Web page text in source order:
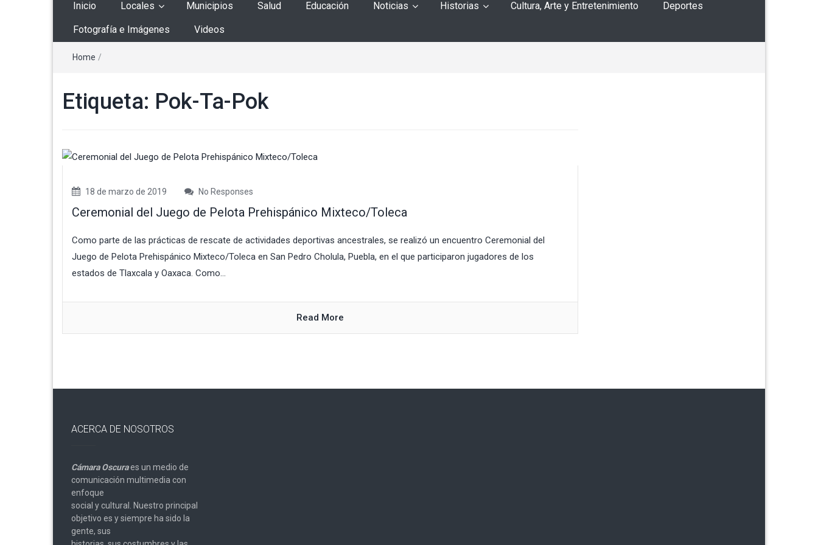
Inicio Locales Municipios Salud Educación Noticias Historias Cultura, Arte y Entretenimiento Deportes
Fotografía e Imágenes Videos
Home /
Etiqueta: Pok-Ta-Pok
18 de marzo de 2019 No Responses
Ceremonial del Juego de Pelota Prehispánico Mixteco/Toleca
Como parte de las prácticas de rescate de actividades deportivas ancestrales, se realizó un encuentro Ceremonial del
Juego de Pelota Prehispánico Mixteco/Toleca en San Pedro Cholula, Puebla, en el que participaron jugadores de los
estados de Tlaxcala y Oaxaca. Como...
Read More
ACERCA DE NOSOTROS
Cámara Oscuraes un medio de
comunicación multimedia con
enfoque
social y cultural. Nuestro principal
objetivo es y siempre ha sido la
gente, sus